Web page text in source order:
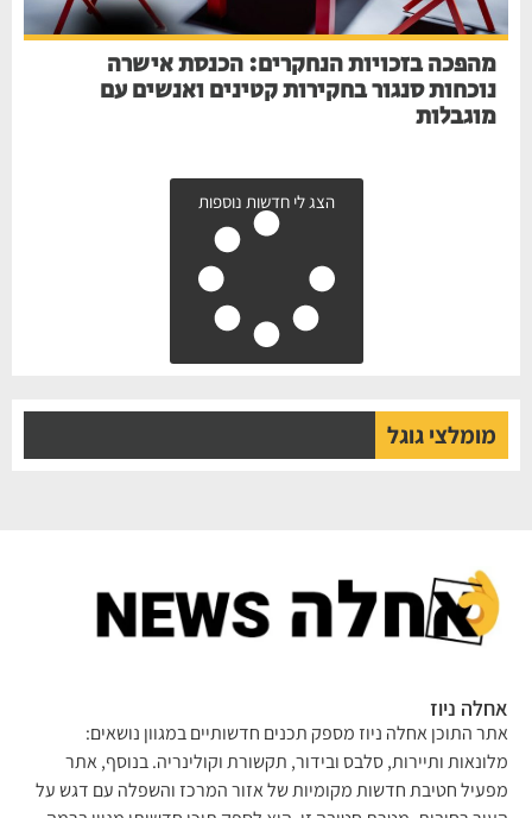
מהפכה בזכויות הנחקרים: הכנסת אישרה
נוכחות סנגור בחקירות קטינים ואנשים עם
מוגבלות
הצג לי חדשות נוספות
מומלצי גוגל
אחלה ניוז
אתר התוכן אחלה ניוז מספק תכנים חדשותיים במגוון נושאים:
מלונאות ותיירות, סלבס ובידור, תקשורת וקולינריה. בנוסף, אתר
מפעיל חטיבת חדשות מקומיות של אזור המרכז והשפלה עם דגש על